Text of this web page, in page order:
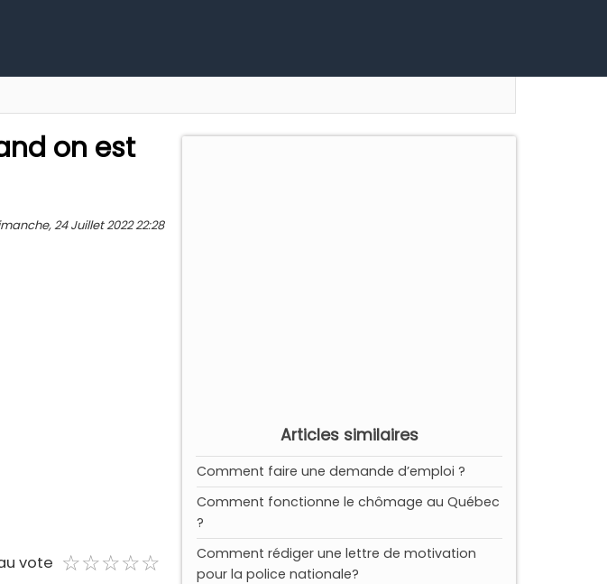
Articles similaires
Comment faire une demande d’emploi ?
Comment fonctionne le chômage au Québec
?
Comment rédiger une lettre de motivation
pour la police nationale?
on est
24 Juillet 2022 22:28
vote ☆☆☆☆☆
★★★★★